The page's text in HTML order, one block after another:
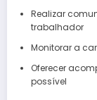
Realizar
trabalhador
Monitorar a
Oferecer
possível